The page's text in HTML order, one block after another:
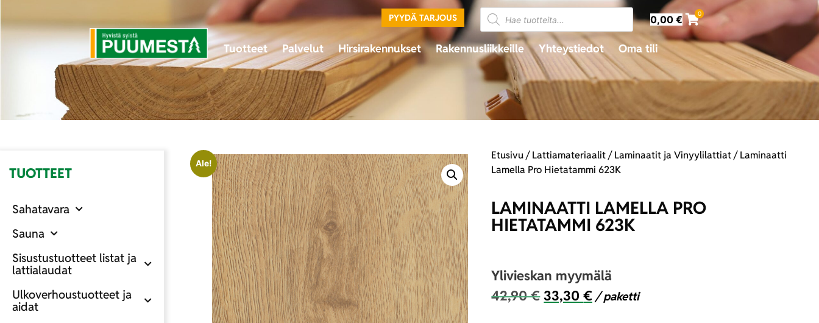
PYYDÄ TARJOUS 0,00€ 0
Tuotteet Palvelut Hirsirakennukset Rakennusliikkeille Yhteystiedot Oma tili
TUOTTEET
Sahatavara
Sauna
Sisustustuotteet listat ja
lattialaudat
Ulkoverhoustuotteet ja
aidat
Ale!
Etusivu/Lattiamateriaalit/Laminaatit ja Vinyylilattiat/ Laminaatti
Lamella Pro Hietatammi 623K
LAMINAATTI LAMELLA PRO
HIETATAMMI 623K
Ylivieskan myymälä
42,90€ 33,30€ / paketti